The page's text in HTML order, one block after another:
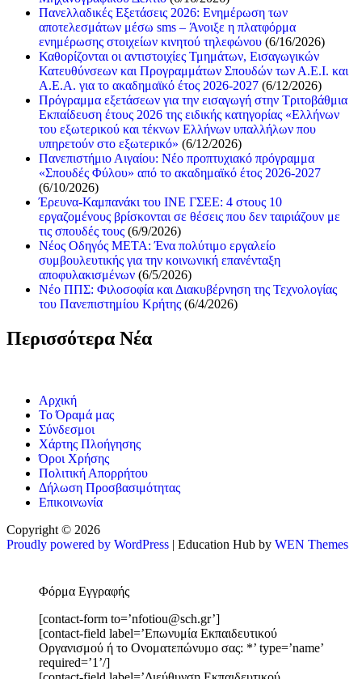
Πανελλαδικές Εξετάσεις 2026: Ενημέρωση των
αποτελεσμάτων μέσω sms – Άνοιξε η πλατφόρμα
ενημέρωσης στοιχείων κινητού τηλεφώνου (6/16/2026)
Καθορίζονται οι αντιστοιχίες Τμημάτων, Εισαγωγικών
Κατευθύνσεων και Προγραμμάτων Σπουδών των Α.Ε.Ι. και
Α.Ε.Α. για το ακαδημαϊκό έτος 2026-2027 (6/12/2026)
Πρόγραμμα εξετάσεων για την εισαγωγή στην Τριτοβάθμια
Εκπαίδευση έτους 2026 της ειδικής κατηγορίας «Ελλήνων
του εξωτερικού και τέκνων Ελλήνων υπαλλήλων που
υπηρετούν στο εξωτερικό» (6/12/2026)
Πανεπιστήμιο Αιγαίου: Νέο προπτυχιακό πρόγραμμα
«Σπουδές Φύλου» από το ακαδημαϊκό έτος 2026-2027
(6/10/2026)
Έρευνα-Καμπανάκι του ΙΝΕ ΓΣΕΕ: 4 στους 10
εργαζομένους βρίσκονται σε θέσεις που δεν ταιριάζουν με
τις σπουδές τους (6/9/2026)
Νέος Οδηγός ΜΕΤΑ: Ένα πολύτιμο εργαλείο
συμβουλευτικής για την κοινωνική επανένταξη
αποφυλακισμένων (6/5/2026)
Νέο ΠΠΣ: Φιλοσοφία και Διακυβέρνηση της Τεχνολογίας
του Πανεπιστημίου Κρήτης (6/4/2026)
Περισσότερα Νέα
Αρχική
Το Όραμά μας
Σύνδεσμοι
Χάρτης Πλοήγησης
Όροι Χρήσης
Πολιτική Απορρήτου
Δήλωση Προσβασιμότητας
Επικοινωνία
Copyright © 2026
Proudly powered by WordPress | Education Hub by WEN Themes
Φόρμα Εγγραφής
[contact-form to=’nfotiou@sch.gr’]
[contact-field label=’Επωνυμία Εκπαιδευτικού
Οργανισμού ή το Ονοματεπώνυμο σας: *’ type=’name’
required=’1’/]